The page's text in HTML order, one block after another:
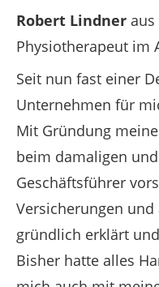
Robert Lindner
Physiotherapeut im
Seit nun fast einer
Unternehmen für
Mit Gründung
beim damaligen
Geschäftsführer
Versicherungen
gründlich erklärt
Bisher hatte alles